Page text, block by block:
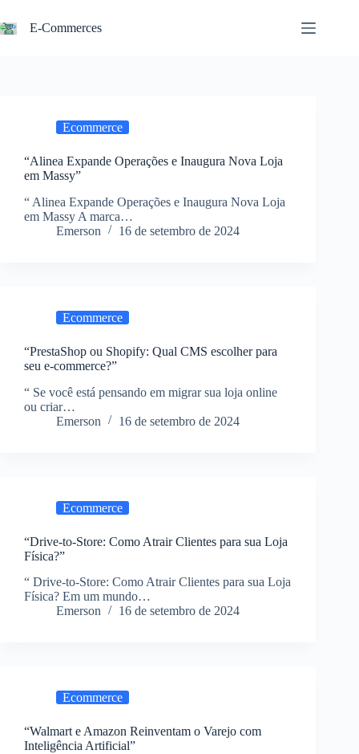
para
o
E-Commerces
Ecommerce
“Alinea Expande Operações e Inaugura Nova Loja
em Massy”
“ Alinea Expande Operações e Inaugura Nova Loja
em Massy A marca…
Emerson
16 de setembro de 2024
Ecommerce
“PrestaShop ou Shopify: Qual CMS escolher para
seu e-commerce?”
“ Se você está pensando em migrar sua loja online
ou criar…
Emerson
16 de setembro de 2024
Ecommerce
“Drive-to-Store: Como Atrair Clientes para sua Loja
Física?”
“ Drive-to-Store: Como Atrair Clientes para sua Loja
Física? Em um mundo…
Emerson
16 de setembro de 2024
Ecommerce
“Walmart e Amazon Reinventam o Varejo com
Inteligência Artificial”